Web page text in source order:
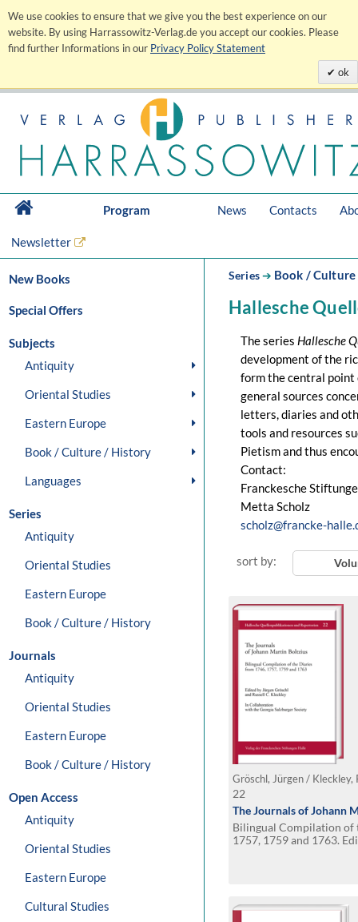
We use cookies to ensure that we give you the best experience on our
website. By using Harrassowitz-Verlag.de you accept our cookies. Please
find further Informations in our Privacy Policy Statement
ok
Program News Contacts
Newsletter
New Books
Special Offers
Subjects
Antiquity
Oriental Studies
Eastern Europe
Book / Culture / History
Languages
Series
Antiquity
Oriental Studies
Eastern Europe
Book / Culture / History
Journals
Antiquity
Oriental Studies
Eastern Europe
Book / Culture / History
Open Access
Antiquity
Oriental Studies
Eastern Europe
Cultural Studies
Series➔ Book /
Hallesche
The series Hallesche
development of the
form the central point
general sources
letters, diaries and
tools and resources
Pietism and thus
Contact:
Franckesche
Metta Scholz
scholz@francke-
sort by:
Gröschl, Jürgen / Kleckley,
22
The Journals of Johann
Bilingual Compilation of
1757, 1759 and 1763.